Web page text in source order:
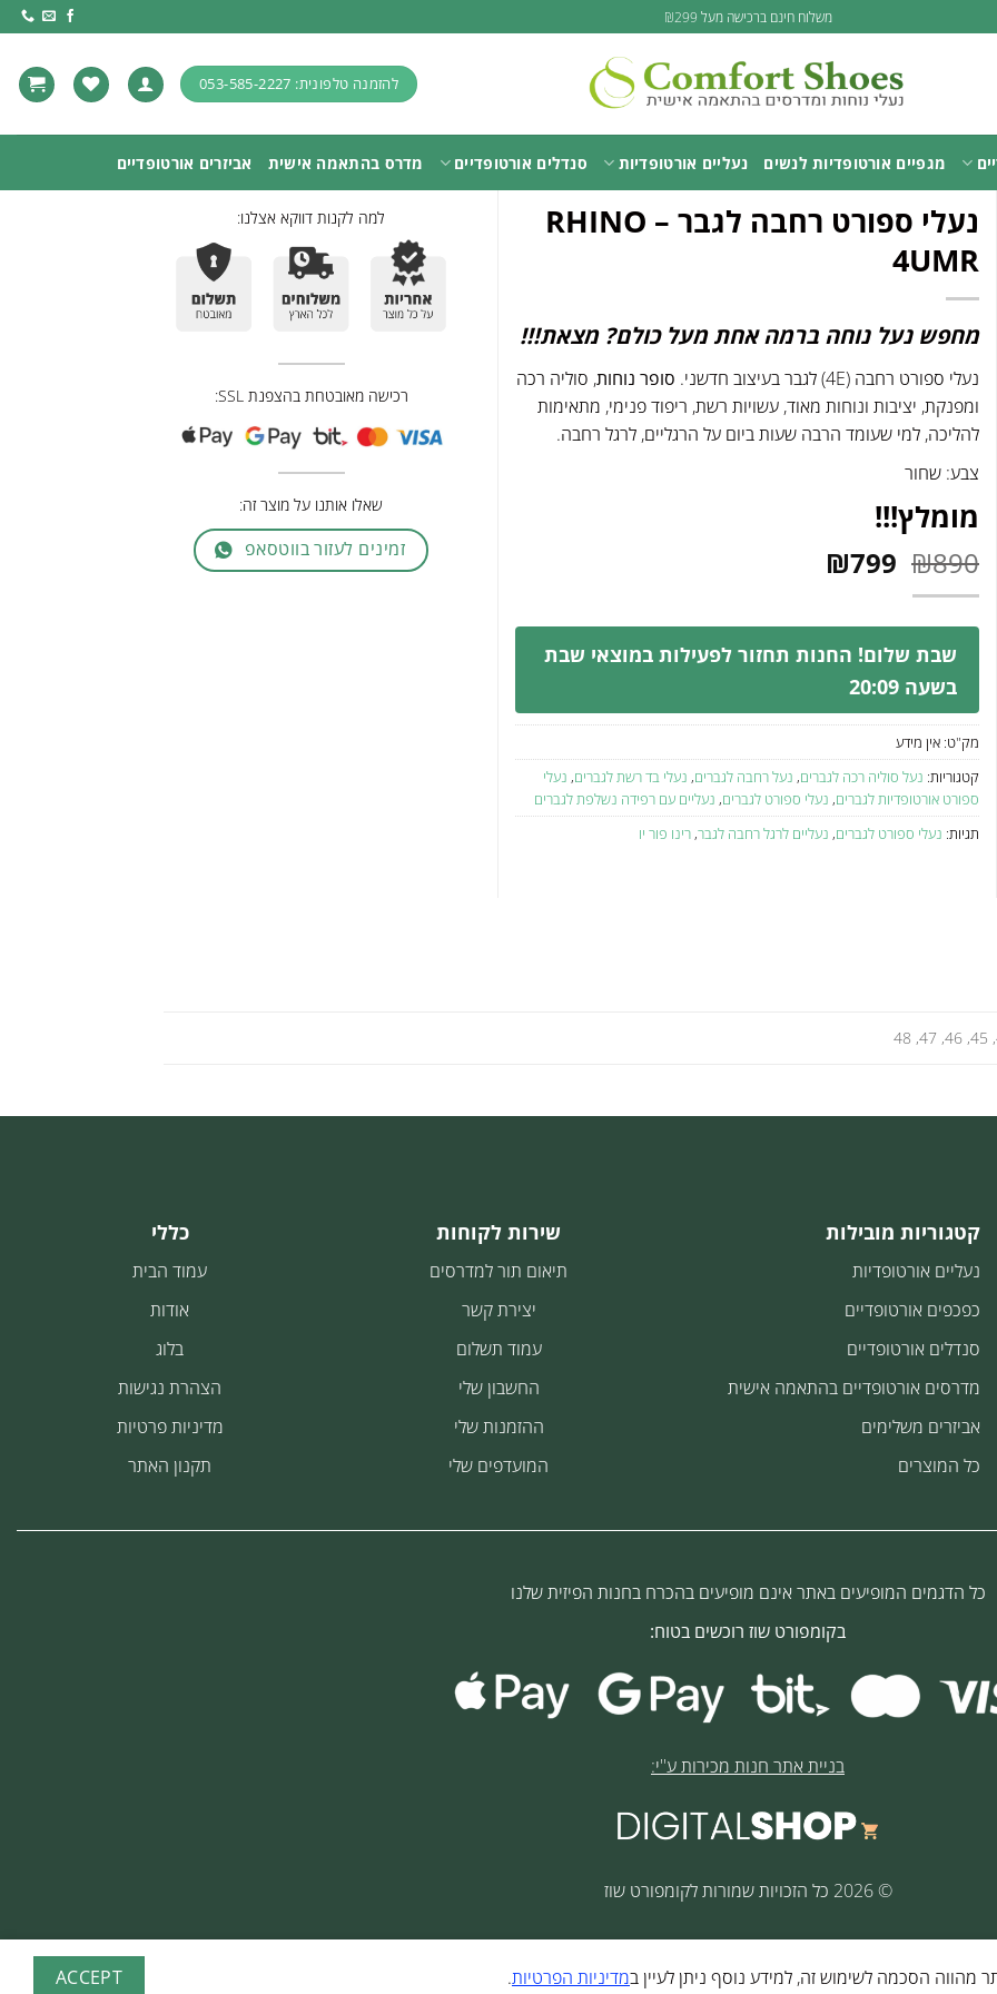
משלוח חינם ברכישה מעל ₪299
להזמנה טלפונית: 053-585-2227
מגפיים אורטופדיות לנשים נעליים אורטופדיות סנדלים אורטופדיים מדרס בהתאמה אישית אביזרים אורטופדיים
נעלי ספורט רחבה לגבר – RHINO
4UMR
מחפש נעל נוחה ברמה אחת מעל כולם? מצאת!!!
נעלי ספורט רחבה (4E) לגבר בעיצוב חדשני. סופר נוחות, סוליה רכה
ומפנקת, יציבות ונוחות מאוד, עשויות רשת, ריפוד פנימי, מתאימות
להליכה, למי שעומד הרבה שעות ביום על הרגליים, לרגל רחבה.
צבע: שחור
מומלץ!!!
₪890 המחיר
₪890.
₪799
₪799.
שבת שלום! החנות תחזור לפעילות במוצאי שבת
בשעה 20:09
מק"ט: אין מידע
קטגוריות: נעל סוליה רכה לגברים, נעל רחבה לגברים, נעלי בד רשת לגברים, נעלי
ספורט אורטופדיות לגברים, נעלי ספורט לגברים, נעליים עם רפידה נשלפת לגברים
תגיות: נעלי ספורט לגברים, נעליים לרגל רחבה לגבר,רינו פור יו
למה לקנות דווקא אצלנו:
רכישה מאובטחת בהצפנת SSL:
שאלו אותנו על מוצר זה:
זמינים לעזור בווטסאפ
קטגוריות מובילות
נעליים אורטופדיות
כפכפים אורטופדיים
סנדלים אורטופדיים
מדרסים אורטופדיים בהתאמה אישית
אביזרים משלימים
כל המוצרים
שירות לקוחות
תיאום תור למדרסים
יצירת קשר
עמוד תשלום
החשבון שלי
ההזמנות שלי
המועדפים שלי
כללי
עמוד הבית
אודות
בלוג
הצהרת נגישות
מדיניות פרטיות
תקנון האתר
כל הדגמים המופיעים באתר אינם מופיעים בהכרח בחנות הפיזית שלנו
בקומפורט שוז רוכשים בטוח:
בניית אתר חנות מכירות ע''י:
© 2026 כל הזכויות שמורות לקומפורט שוז
מדיניות הפרטיות.
ACCEPT